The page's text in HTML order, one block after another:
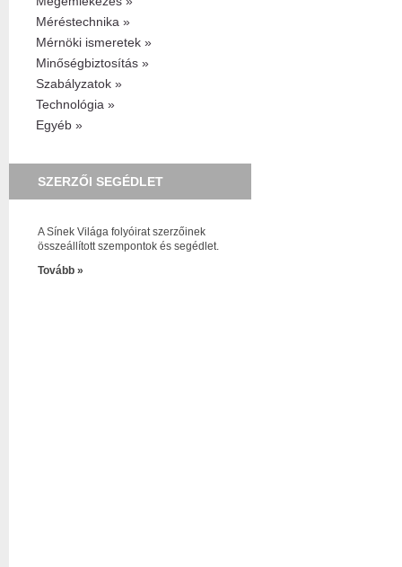
Méréstechnika »
Mérnöki ismeretek »
Minőségbiztosítás »
Szabályzatok »
Technológia »
Egyéb »
SZERZŐI SEGÉDLET
A Sínek Világa folyóirat szerzőinek
összeállított szempontok és segédlet.
Tovább »